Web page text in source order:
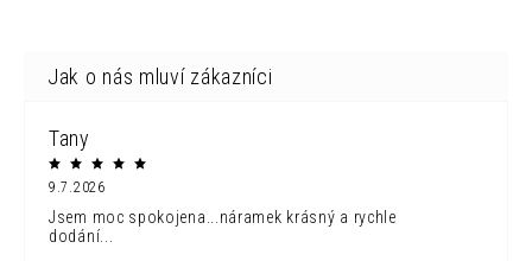
Tany
9.7.2026
Jsem moc spokojena...náramek krásný a rychle
dodání...